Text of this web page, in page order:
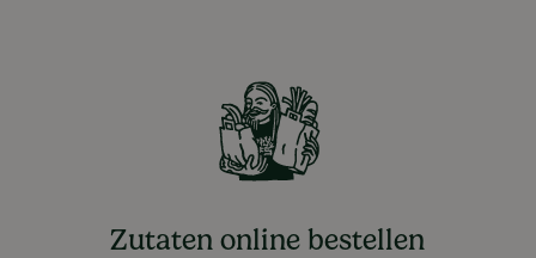
Zutaten online bestellen